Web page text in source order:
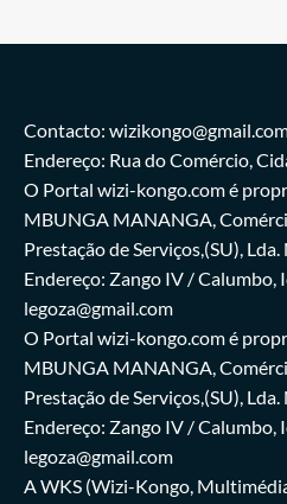
Contacto:
Endereço: Rua do Comércio,
O Portal wizi-kongo.com é
MBUNGA MANANGA,
Prestação de Serviços,(SU),
Endereço: Zango IV / Calumbo,
legoza@gmail.com
O Portal wizi-kongo.com é
MBUNGA MANANGA,
Prestação de Serviços,(SU),
Endereço: Zango IV / Calumbo,
legoza@gmail.com
A WKS (Wizi-Kongo,